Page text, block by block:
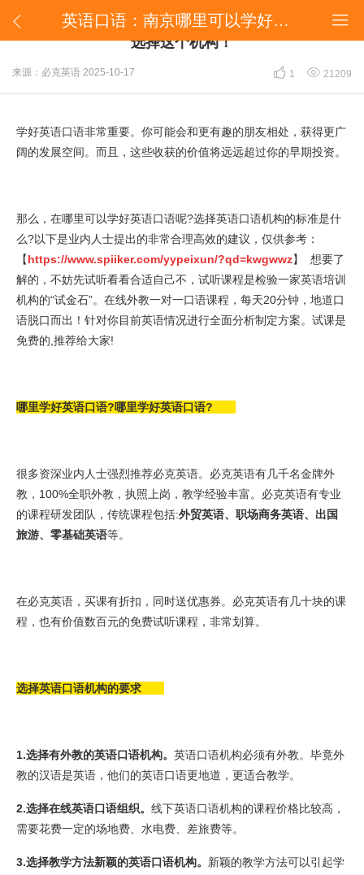
 
英语口语：南京哪里可以学好英语口语?更多的人会选择这个机构！
英语口语：南京哪里可以学好英语口语?更多的人会
选择这个机构！
来源：必克英语 2025-10-17  1  21209
学好英语口语非常重要。你可能会和更有趣的朋友相处，获得更广
阔的发展空间。而且，这些收获的价值将远远超过你的早期投资。
那么，在哪里可以学好英语口语呢?选择英语口语机构的标准是什
么?以下是业内人士提出的非常合理高效的建议，仅供参考：
【https://www.spiiker.com/yypeixun/?qd=kwgwwz】 想要了
解的，不妨先试听看看合适自己不，试听课程是检验一家英语培训
机构的“试金石”。在线外教一对一口语课程，每天20分钟，地道口
语脱口而出！针对你目前英语情况进行全面分析制定方案。试课是
免费的,推荐给大家!
哪里学好英语口语?哪里学好英语口语?
很多资深业内人士强烈推荐必克英语。必克英语有几千名金牌外
教，100%全职外教，执照上岗，教学经验丰富。必克英语有专业
的课程研发团队，传统课程包括:外贸英语、职场商务英语、出国
旅游、零基础英语等。
在必克英语，买课有折扣，同时送优惠券。必克英语有几十块的课
程，也有价值数百元的免费试听课程，非常划算。
选择英语口语机构的要求
1.选择有外教的英语口语机构。 英语口语机构必须有外教。毕竟外
教的汉语是英语，他们的英语口语更地道，更适合教学。
2.选择在线英语口语组织。 线下英语口语机构的课程价格比较高，
需要花费一定的场地费、水电费、差旅费等。
3.选择教学方法新颖的英语口语机构。 新颖的教学方法可以引起学